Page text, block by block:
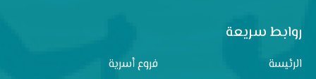
روابط سريعة
الرئيسة
فروع أسرية